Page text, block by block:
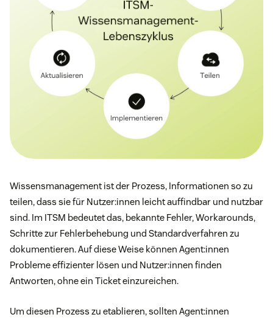
Wissensmanagement ist der Prozess, Informationen so zu
teilen, dass sie für Nutzer:innen leicht auffindbar und nutzbar
sind. Im ITSM bedeutet das, bekannte Fehler, Workarounds,
Schritte zur Fehlerbehebung und Standardverfahren zu
dokumentieren. Auf diese Weise können Agent:innen
Probleme effizienter lösen und Nutzer:innen finden
Antworten, ohne ein Ticket einzureichen.
Um diesen Prozess zu etablieren, sollten Agent:innen